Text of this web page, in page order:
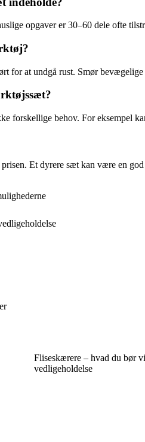
opgaver er 30–60 dele ofte
for at undgå rust. Smør
forskellige behov. For eksempel
Et dyrere sæt kan være en
Fliseskærere – hvad du bør
vedligeholdelse